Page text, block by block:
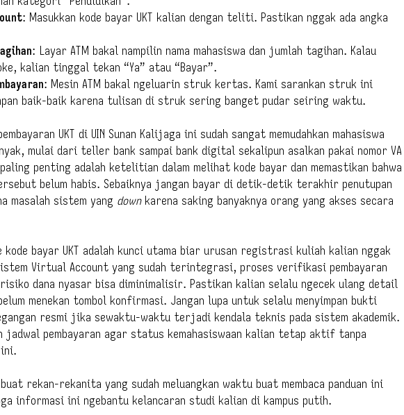
: Masukkan kode bayar UKT kalian dengan teliti. Pastikan nggak ada angka
: Layar ATM bakal nampilin nama mahasiswa dan jumlah tagihan. Kalau
kalian tinggal tekan “Ya” atau “Bayar”.
: Mesin ATM bakal ngeluarin struk kertas. Kami sarankan struk ini
baik-baik karena tulisan di struk sering banget pudar seiring waktu.
UKT di UIN Sunan Kalijaga ini sudah sangat memudahkan mahasiswa
mulai dari teller bank sampai bank digital sekalipun asalkan pakai nomor VA
penting adalah ketelitian dalam melihat kode bayar dan memastikan bahwa
belum habis. Sebaiknya jangan bayar di detik-detik terakhir penutupan
masalah sistem yang downkarena saking banyaknya orang yang akses secara
kode bayar UKT adalah kunci utama biar urusan registrasi kuliah kalian nggak
Virtual Account yang sudah terintegrasi, proses verifikasi pembayaran
dana nyasar bisa diminimalisir. Pastikan kalian selalu ngecek ulang detail
menekan tombol konfirmasi. Jangan lupa untuk selalu menyimpan bukti
resmi jika sewaktu-waktu terjadi kendala teknis pada sistem akademik.
jadwal pembayaran agar status kemahasiswaan kalian tetap aktif tanpa
rekan-rekanita yang sudah meluangkan waktu buat membaca panduan ini
informasi ini ngebantu kelancaran studi kalian di kampus putih.